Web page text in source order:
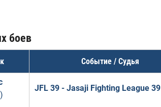
боев
Событие / Судья
JFL 39 - Jasaji Fighting League 39